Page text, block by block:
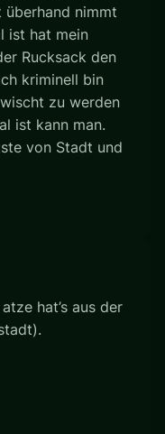
überhand nimmt
ist hat mein
Rucksack den
kriminell bin
zu werden
ist kann man.
von Stadt und
hat’s aus der